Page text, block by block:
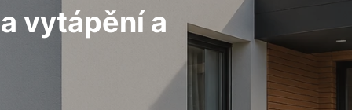
vytápění a